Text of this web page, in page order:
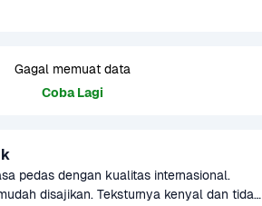
Gagal memuat data
Coba Lagi
pedas dengan kualitas internasional.
disajikan. Teksturnya kenyal dan tidak